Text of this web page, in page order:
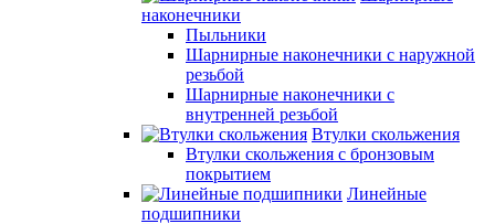
наконечники
Пыльники
Шарнирные наконечники с наружной
резьбой
Шарнирные наконечники с
внутренней резьбой
Втулки скольжения
Втулки скольжения с бронзовым
покрытием
Линейные
подшипники